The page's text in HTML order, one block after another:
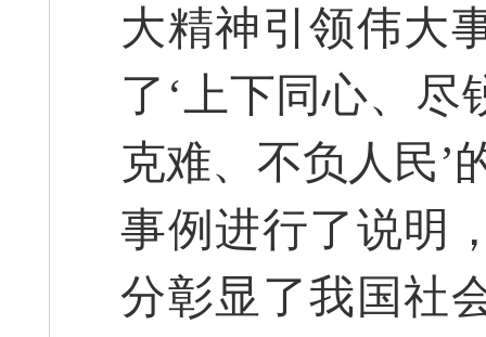
大精神引领伟大
了‘上下同心、
克难、不负人民’
事例进行了说明
分彰显了我国社